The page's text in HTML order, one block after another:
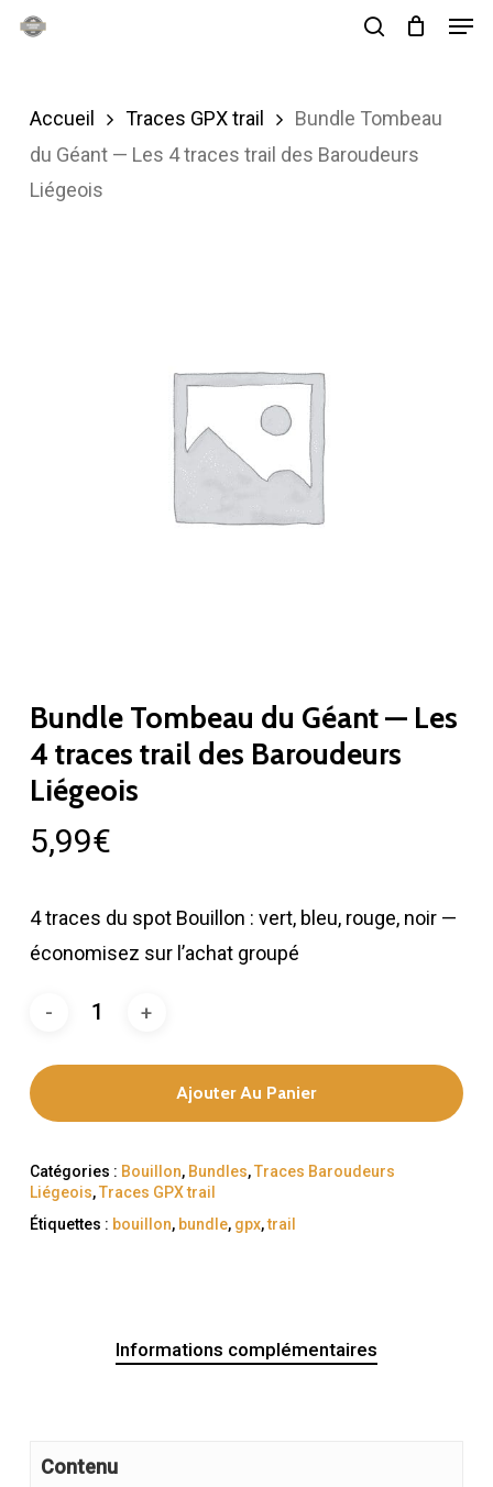
Skip
content
Accueil Traces GPX trail
Bundle Tombeau
du Géant — Les 4 traces trail des Baroudeurs
Liégeois
Bundle Tombeau du Géant — Les
4 traces trail des Baroudeurs
Liégeois
5,99€
4 traces du spot Bouillon : vert, bleu, rouge, noir —
économisez sur l’achat groupé
Ajouter Au Panier
Catégories : Bouillon, Bundles,Traces Baroudeurs
Liégeois,Traces GPX trail
Étiquettes : bouillon, bundle, gpx,trail
Informations complémentaires
Contenu